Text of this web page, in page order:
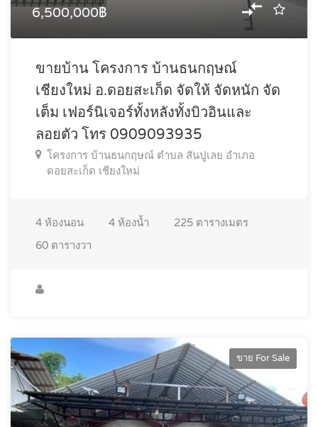
6,500,000฿
ขายบ้าน โครงการ บ้านธนกฤษณ์
เชียงใหม่ อ.ดอยสะเก็ด จัดให้ จัดหนัก จัด
เต็ม เฟอร์นิเจอร์ทั้งหลังทั้งบิวอินและ
ลอยตัว โทร 0909093935
โครงการ บ้านธนกฤษณ์ ตำบล สันปูเลย อำเภอ
ดอยสะเก็ด เชียงใหม่
4 ห้องนอน 4 ห้องน้ำ 225 ตารางเมตร
60 ตารางวา
ขาย For Sale